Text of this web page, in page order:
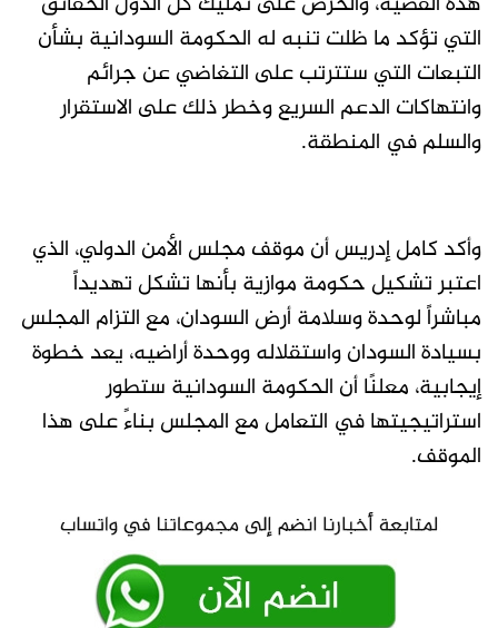
التي تؤكد ما ظلت تنبه له الحكومة السودانية بشأن
التبعات التي ستترتب على التغاضي عن جرائم
وانتهاكات الدعم السريع وخطر ذلك على الاستقرار
والسلم في المنطقة.
وأكد كامل إدريس أن موقف مجلس الأمن الدولي، الذي
اعتبر تشكيل حكومة موازية بأنها تشكل تهديداً
مباشراً لوحدة وسلامة أرض السودان، مع التزام المجلس
بسيادة السودان واستقلاله ووحدة أراضيه، يعد خطوة
إيجابية، معلنًا أن الحكومة السودانية ستطور
استراتيجيتها في التعامل مع المجلس بناءً على هذا
الموقف.